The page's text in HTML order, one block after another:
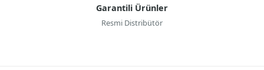
Garantili Ürünler
Resmi Distribütör